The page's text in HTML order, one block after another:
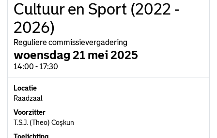
Cultuur en Sport (2022 -
2026)
Reguliere commissievergadering
woensdag 21 mei 2025
14:00 - 17:30
Locatie
Raadzaal
Voorzitter
T.S.J. (Theo) Coşkun